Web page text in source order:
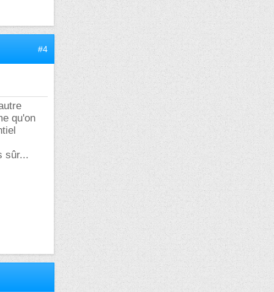
#4
qu'on
sûr...